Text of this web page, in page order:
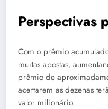
Perspectivas
Com o prêmio
muitas apostas,
prêmio de
acertarem as dezenas
valor milionário.